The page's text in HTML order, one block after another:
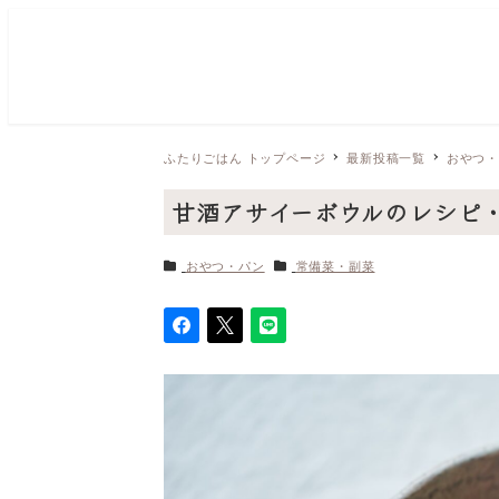
ふたりごはん トップページ 最新投稿一覧 おやつ
甘酒アサイーボウルのレシピ
カテゴリー
おやつ・パン カテゴリー
常備菜・副菜